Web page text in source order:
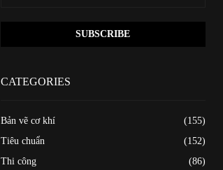
CATEGORIES
Bản vẽ cơ khí
(155)
Tiêu chuẩn
(152)
Thi công
(86)